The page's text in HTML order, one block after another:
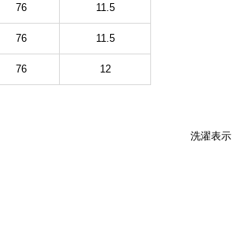
76 11.5
76 11.5
76 12
洗濯表示